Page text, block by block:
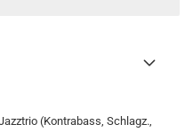
(Kontrabass, Schlagz.,